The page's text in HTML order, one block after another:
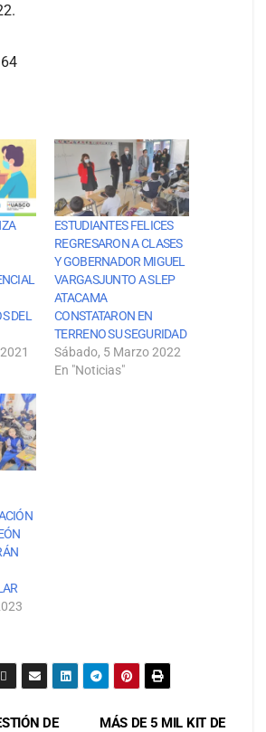
64
DEL
ESTUDIANTES FELICES
REGRESARON A CLASES
Y GOBERNADOR MIGUEL
VARGASJUNTO A SLEP
ATACAMA
CONSTATARON EN
TERRENO SU SEGURIDAD
Sábado, 5 Marzo 2022
En "Noticias"
MÁS DE 5 MIL KIT DE
DE